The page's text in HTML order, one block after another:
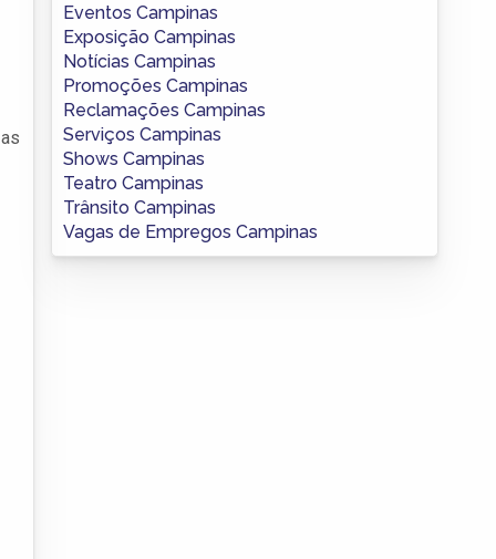
Eventos Campinas
Exposição Campinas
Notícias Campinas
Promoções Campinas
Reclamações Campinas
Serviços Campinas
Shows Campinas
Teatro Campinas
Trânsito Campinas
Vagas de Empregos Campinas